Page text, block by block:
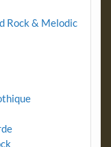
Rock & Melodic